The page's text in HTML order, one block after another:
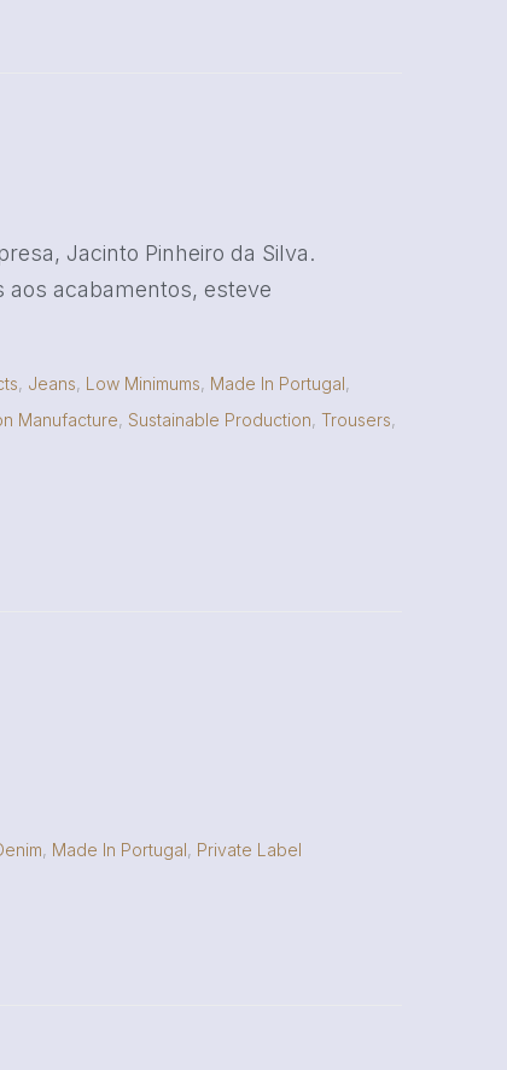
Jacinto Pinheiro da Silva.
acabamentos, esteve
, Jeans, Low Minimums, Made In Portugal,
Manufacture, Sustainable Production, Trousers,
, Made In Portugal, Private Label